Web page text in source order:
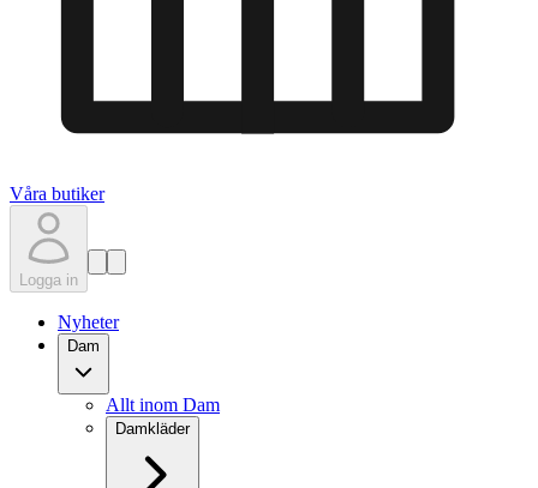
Våra butiker
Logga in
Nyheter
Dam
Allt inom Dam
Damkläder